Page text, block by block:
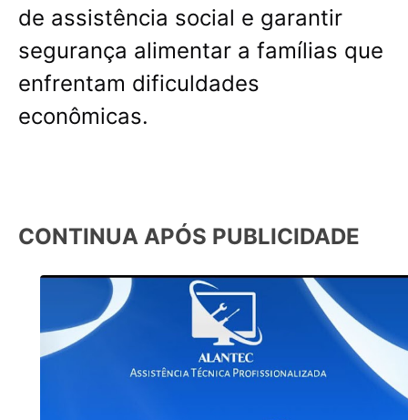
de assistência social e garantir
segurança alimentar a famílias que
enfrentam dificuldades
econômicas.
CONTINUA APÓS PUBLICIDADE